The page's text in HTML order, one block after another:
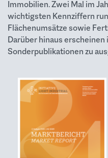
Immobilien. Zwei Mal im
wichtigsten Kennziffern
Flächenumsätze sowie
Darüber hinaus
Sonderpublikationen zu